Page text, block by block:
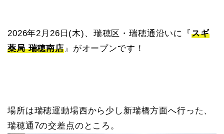
2026年2月26日(木)、瑞穂区・瑞穂通沿いに『スギ
薬局 瑞穂南店』がオープンです！
場所は瑞穂運動場西から少し新瑞橋方面へ行った、
瑞穂通7の交差点のところ。